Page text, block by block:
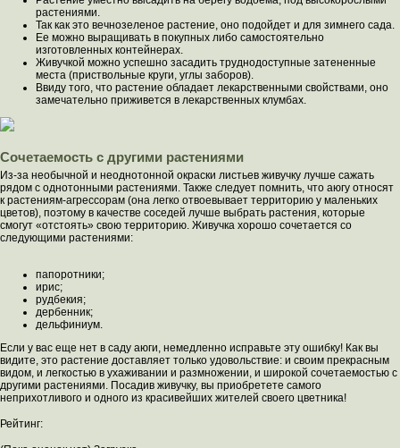
растениями.
Так как это вечнозеленое растение, оно подойдет и для зимнего сада.
Ее можно выращивать в покупных либо самостоятельно
изготовленных контейнерах.
Живучкой можно успешно засадить труднодоступные затененные
места (приствольные круги, углы заборов).
Ввиду того, что растение обладает лекарственными свойствами, оно
замечательно приживется в лекарственных клумбах.
Сочетаемость с другими растениями
Из-за необычной и неоднотонной окраски листьев живучку лучше сажать
рядом с однотонными растениями. Также следует помнить, что аюгу относят
к растениям-агрессорам (она легко отвоевывает территорию у маленьких
цветов), поэтому в качестве соседей лучше выбрать растения, которые
смогут «отстоять» свою территорию. Живучка хорошо сочетается со
следующими растениями:
папоротники;
ирис;
рудбекия;
дербенник;
дельфиниум.
Если у вас еще нет в саду аюги, немедленно исправьте эту ошибку! Как вы
видите, это растение доставляет только удовольствие: и своим прекрасным
видом, и легкостью в ухаживании и размножении, и широкой сочетаемостью с
другими растениями. Посадив живучку, вы приобретете самого
неприхотливого и одного из красивейших жителей своего цветника!
Рейтинг: